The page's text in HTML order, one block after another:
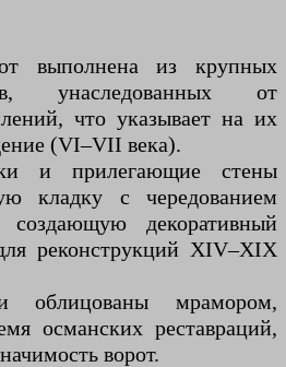
выполнена из крупных
унаследованных от
что указывает на их
(VI–VII века).
и прилегающие стены
кладку с чередованием
декоративный
реконструкций XIV–XIX
облицованы мрамором,
османских реставраций,
ворот.